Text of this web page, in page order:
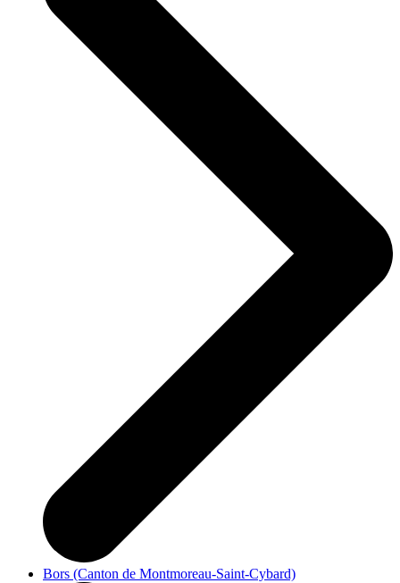
Bors (Canton de Montmoreau-Saint-Cybard)